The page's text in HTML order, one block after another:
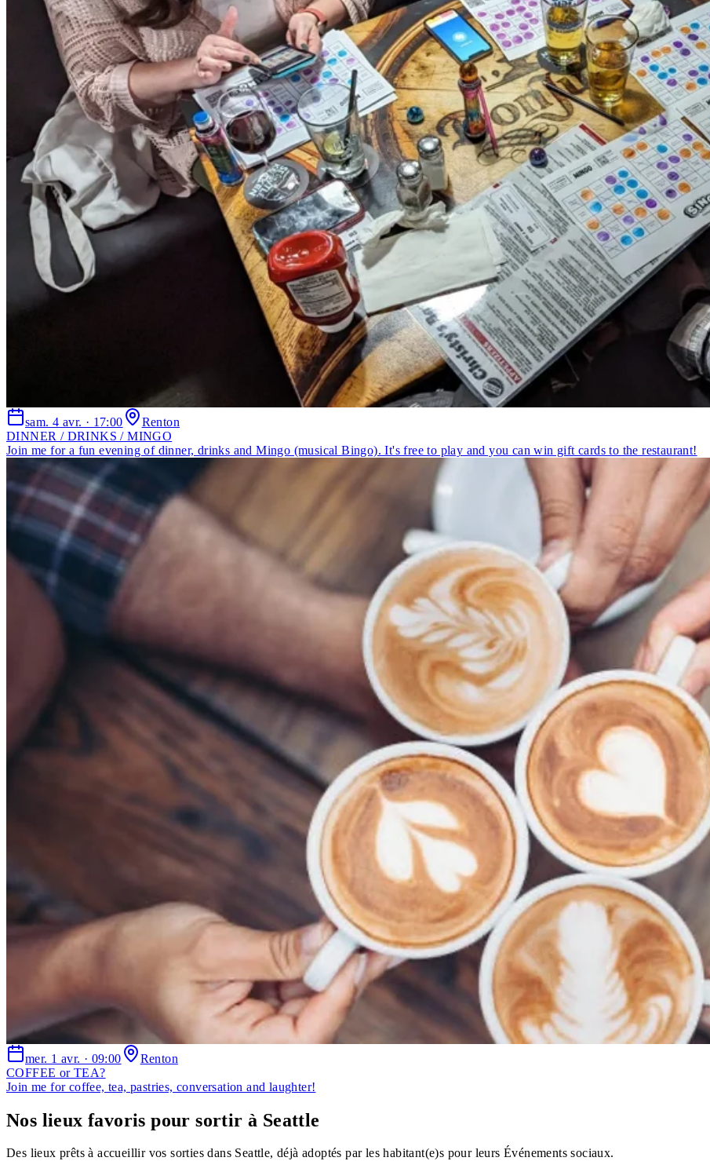
sam. 4 avr. · 17:00
Renton
DINNER / DRINKS / MINGO
Join me for a fun evening of dinner, drinks and Mingo (musical Bingo). It's free to play and you can win gift cards to the restaurant!
mer. 1 avr. · 09:00
Renton
COFFEE or TEA?
Join me for coffee, tea, pastries, conversation and laughter!
Nos lieux favoris pour sortir à Seattle
Des lieux prêts à accueillir vos sorties dans Seattle, déjà adoptés par les habitant(e)s pour leurs Événements sociaux.